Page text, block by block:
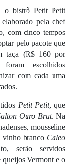
o bistrô Petit Petit
pela chef
com cinco tempos
pelo pacote que
taça (R$ 160 por
escolhidos
com cada uma
Petit Petit, que
Ouro Brut. Na
mousseline
vinho branco Caleo
serão servidos
queijos Vermont e o